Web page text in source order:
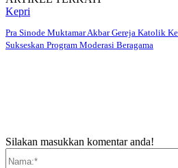
Kepri
Pra Sinode Muktamar Akbar Gereja Katolik
Sukseskan Program Moderasi Beragama
Silakan masukkan komentar anda!